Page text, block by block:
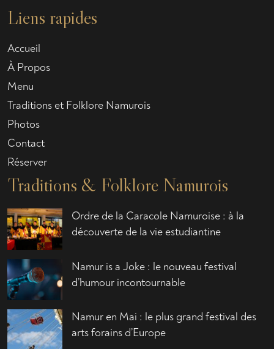
Liens rapides
Accueil
À Propos
Menu
Traditions et Folklore Namurois
Photos
Contact
Réserver
Traditions & Folklore Namurois
Ordre de la Caracole Namuroise : à la
découverte de la vie estudiantine
Namur is a Joke : le nouveau festival
d’humour incontournable
Namur en Mai : le plus grand festival des
arts forains d’Europe